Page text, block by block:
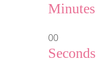
Minutes
00
Seconds